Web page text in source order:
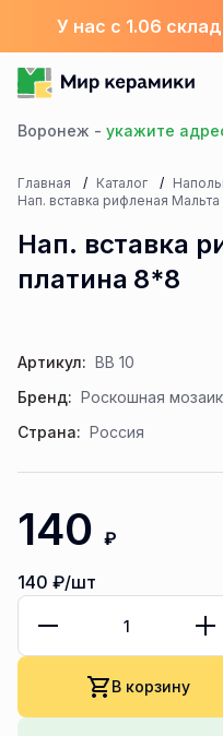
У нас с 1.06
Воронеж -
Главная Каталог
Нап. вставка рифленая Мальта
Нап. вставка
платина 8*8
Артикул: ВВ 10
Бренд: Роскошная
Страна: Россия
140 ₽
140 ₽/шт
В корзину